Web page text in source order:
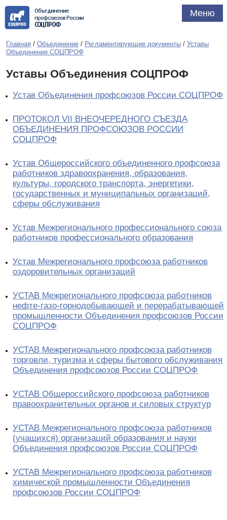
Меню
Объединение
профсоюзов России
СОЦПРОФ
Главная / Объединение / Регламентирующие документы / Уставы
Объединения СОЦПРОФ
Уставы Объединения СОЦПРОФ
Устав Объединения профсоюзов России СОЦПРОФ
ПРОТОКОЛ VII ВНЕОЧЕРЕДНОГО СЪЕЗДА
ОБЪЕДИНЕНИЯ ПРОФСОЮЗОВ РОССИИ
СОЦПРОФ
Устав Общероссийского объединенного профсоюза
работников здравоохранения, образования,
культуры, городского транспорта, энергетики,
государственных и муниципальных организаций,
сферы обслуживания
Устав Межрегионального профессионального союза
работников профессионального образования
Устав Межрегионального профсоюза работников
оздоровительных организаций
УСТАВ Межрегионального профсоюза работников
нефте-газо-горнодобывающей и перерабатывающей
промышленности Объединения профсоюзов России
СОЦПРОФ
УСТАВ Межрегионального профсоюза работников
торговли, туризма и сферы бытового обслуживания
Объединения профсоюзов России СОЦПРОФ
УСТАВ Общероссийского профсоюза работников
правоохранительных органов и силовых структур
УСТАВ Межрегионального профсоюза работников
(учащихся) организаций образования и науки
Объединения профсоюзов России СОЦПРОФ
УСТАВ Межрегионального профсоюза работников
химической промышленности Объединения
профсоюзов России СОЦПРОФ